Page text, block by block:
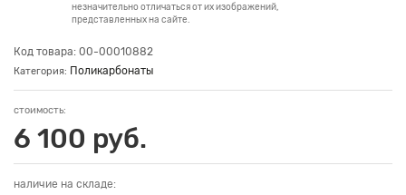
незначительно отличаться от их изображений,
представленных на сайте.
Код товара: 00-00010882
Категория: Поликарбонаты
стоимость:
6 100 руб.
наличие на складе: